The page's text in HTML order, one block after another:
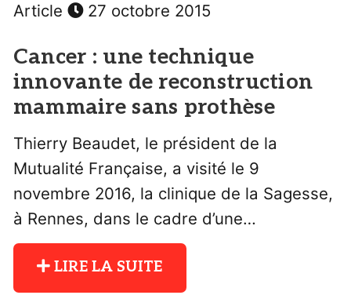
Article 27 octobre 2015
Cancer : une technique
innovante de reconstruction
mammaire sans prothèse
Thierry Beaudet, le président de la
Mutualité Française, a visité le 9
novembre 2016, la clinique de la Sagesse,
à Rennes, dans le cadre d’une…
LIRE LA SUITE